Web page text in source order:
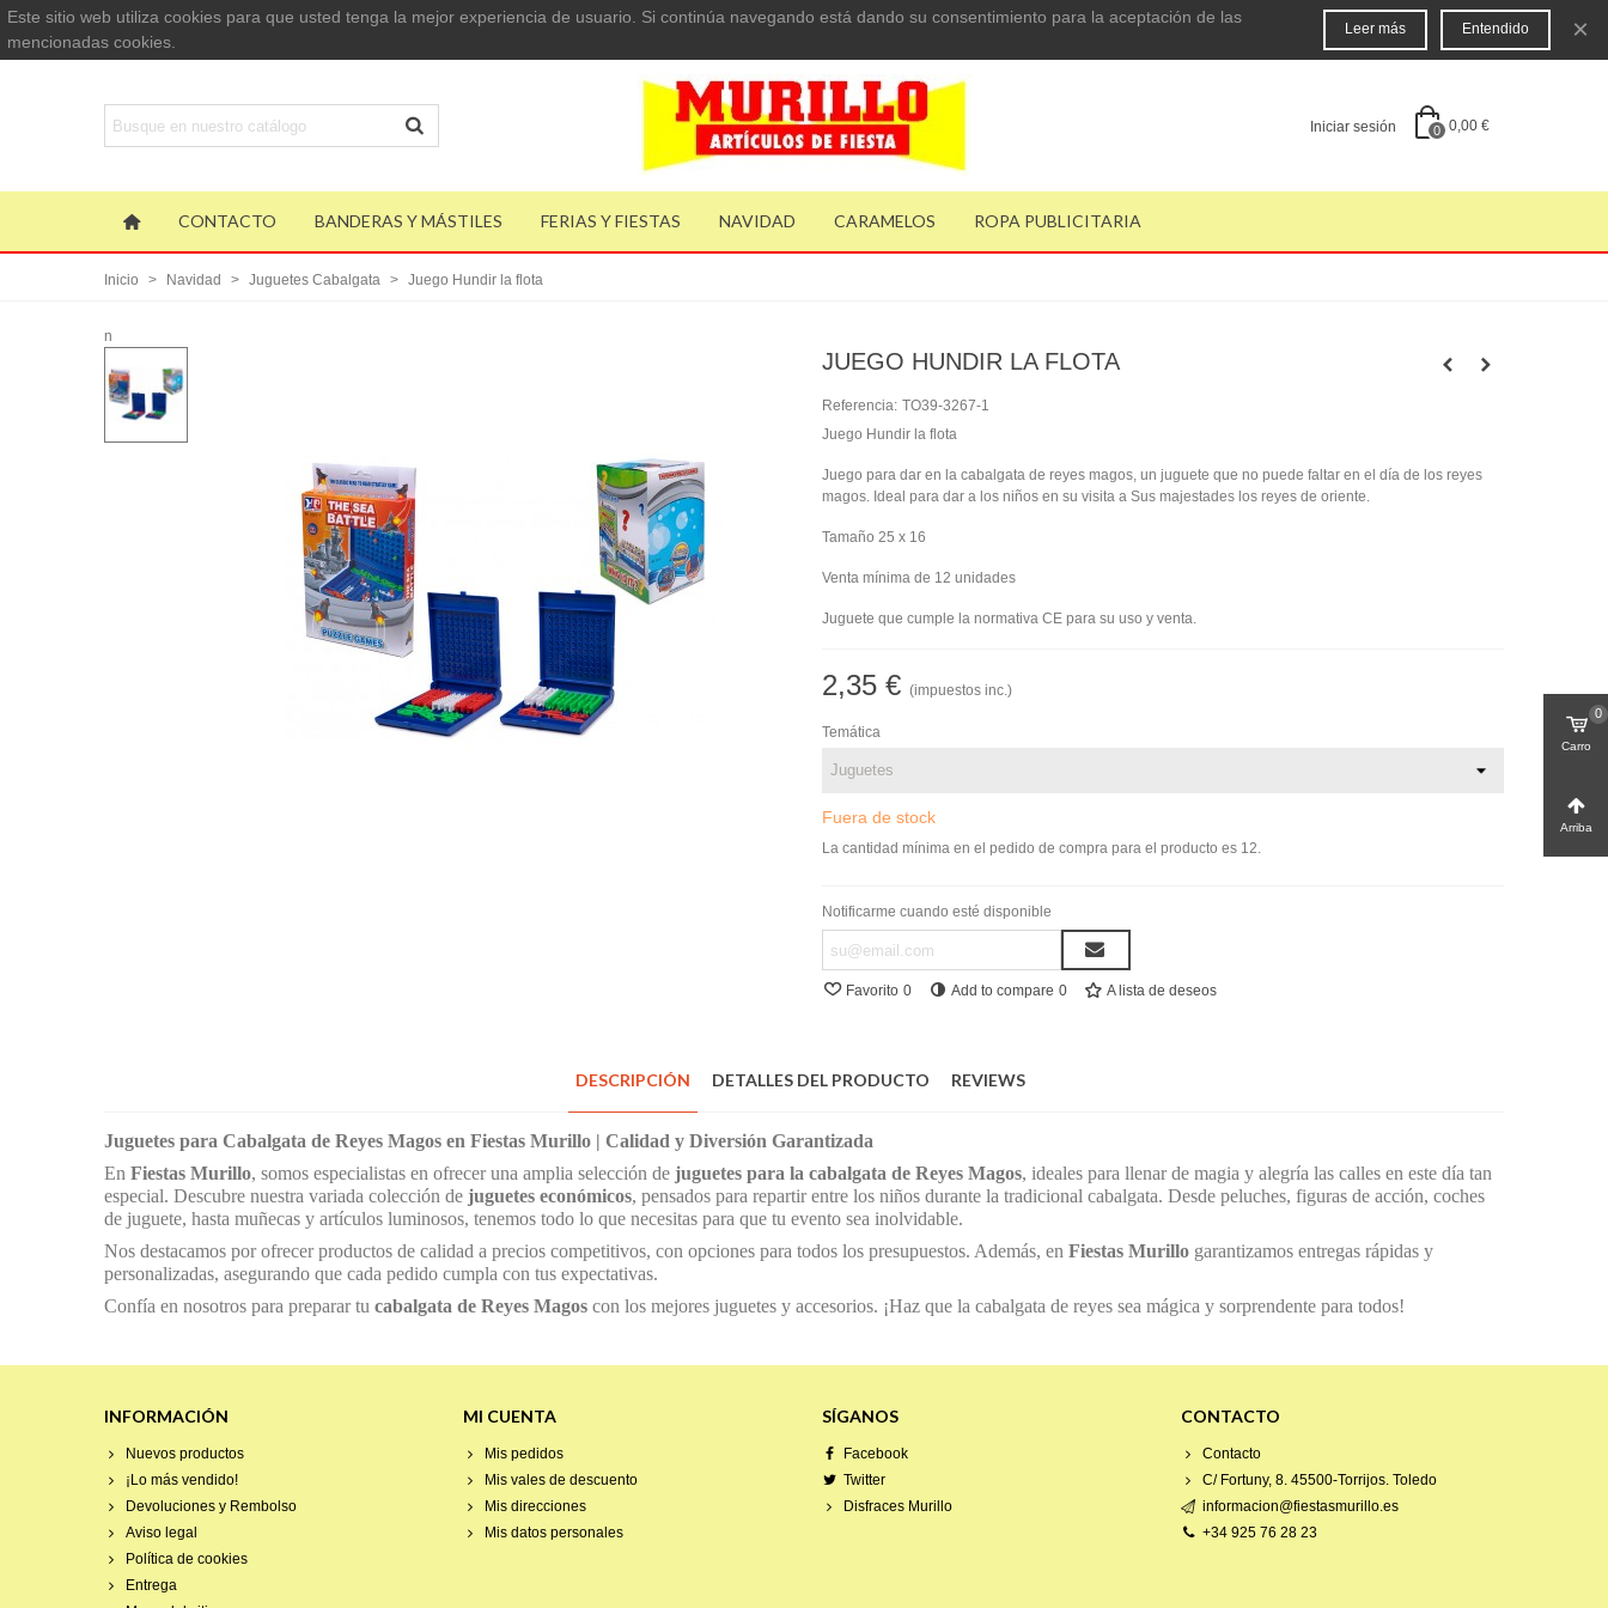
Este sitio web utiliza cookies para que usted tenga la mejor experiencia de usuario. Si continúa navegando está dando su consentimiento para la aceptación de las
mencionadas cookies.
Leer más Entendido ×
Iniciar sesión 0 0,00 €
CONTACTO BANDERAS Y MÁSTILES FERIAS Y FIESTAS NAVIDAD CARAMELOS ROPA PUBLICITARIA
Inicio > Navidad > Juguetes Cabalgata > Juego Hundir la flota
n
JUEGO HUNDIR LA FLOTA
Referencia: TO39-3267-1
Juego Hundir la flota
Juego para dar en la cabalgata de reyes magos, un juguete que no puede faltar en el día de los reyes
magos. Ideal para dar a los niños en su visita a Sus majestades los reyes de oriente.
Tamaño 25 x 16
Venta mínima de 12 unidades
Juguete que cumple la normativa CE para su uso y venta.
2,35 € (impuestos inc.)
Temática
Fuera de stock
La cantidad mínima en el pedido de compra para el producto es 12.
Notificarme cuando esté disponible
Favorito 0 Add to compare 0 A lista de deseos
DESCRIPCIÓN DETALLES DEL PRODUCTO REVIEWS
Juguetes para Cabalgata de Reyes Magos en Fiestas Murillo | Calidad y Diversión Garantizada
En Fiestas Murillo, somos especialistas en ofrecer una amplia selección de juguetes para la cabalgata de Reyes Magos, ideales para llenar de magia y alegría las calles en este día tan
especial. Descubre nuestra variada colección de juguetes económicos, pensados para repartir entre los niños durante la tradicional cabalgata. Desde peluches, figuras de acción, coches
de juguete, hasta muñecas y artículos luminosos, tenemos todo lo que necesitas para que tu evento sea inolvidable.
Nos destacamos por ofrecer productos de calidad a precios competitivos, con opciones para todos los presupuestos. Además, en Fiestas Murillo garantizamos entregas rápidas y
personalizadas, asegurando que cada pedido cumpla con tus expectativas.
Confía en nosotros para preparar tu cabalgata de Reyes Magos con los mejores juguetes y accesorios. ¡Haz que la cabalgata de reyes sea mágica y sorprendente para todos!
INFORMACIÓN
Nuevos productos
¡Lo más vendido!
Devoluciones y Rembolso
Aviso legal
Política de cookies
Entrega
MI CUENTA
Mis pedidos
Mis vales de descuento
Mis direcciones
Mis datos personales
SÍGANOS
Facebook
Twitter
Disfraces Murillo
CONTACTO
Contacto
C/ Fortuny, 8. 45500-Torrijos. Toledo
informacion@fiestasmurillo.es
+34 925 76 28 23
Carro
0
Arriba